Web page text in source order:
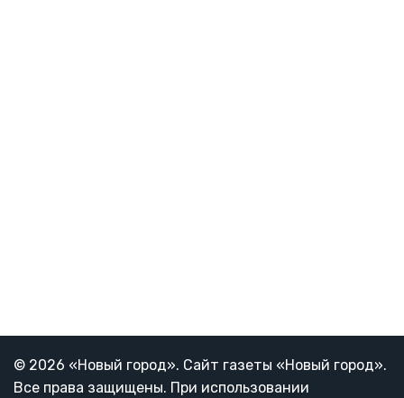
© 2026 «Новый город». Cайт газеты «Новый город».
Все права защищены. При использовании